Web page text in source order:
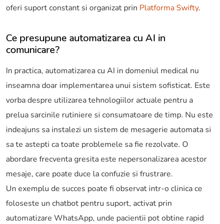
oferi suport constant si organizat prin Platforma Swifty.
Ce presupune automatizarea cu AI in
comunicare?
In practica, automatizarea cu AI in domeniul medical nu
inseamna doar implementarea unui sistem sofisticat. Este
vorba despre utilizarea tehnologiilor actuale pentru a
prelua sarcinile rutiniere si consumatoare de timp. Nu este
indeajuns sa instalezi un sistem de mesagerie automata si
sa te astepti ca toate problemele sa fie rezolvate. O
abordare frecventa gresita este nepersonalizarea acestor
mesaje, care poate duce la confuzie si frustrare.
Un exemplu de succes poate fi observat intr-o clinica ce
foloseste un chatbot pentru suport, activat prin
automatizare WhatsApp, unde pacientii pot obtine rapid